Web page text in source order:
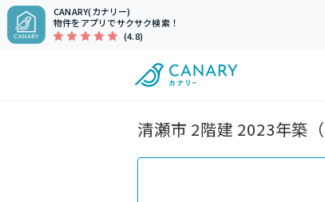
CANARY(カナリー)
物件をアプリでサクサク検索！
(4.8)
清瀬市 2階建 2023年築